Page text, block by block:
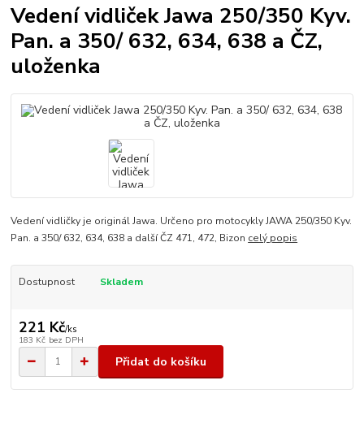
Vedení vidliček Jawa 250/350 Kyv.
Pan. a 350/ 632, 634, 638 a ČZ,
uloženka
Vedení vidličky je originál Jawa. Určeno pro motocykly JAWA 250/350 Kyv.
Pan. a 350/ 632, 634, 638 a další ČZ 471, 472, Bizon celý popis
Dostupnost Skladem
221 Kč/ks
183 Kč bez DPH
Přidat do košíku